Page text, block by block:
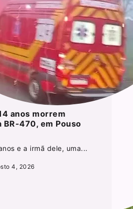
anos morrem
BR-470, em Pouso
e a irmã dele, uma...
4, 2026